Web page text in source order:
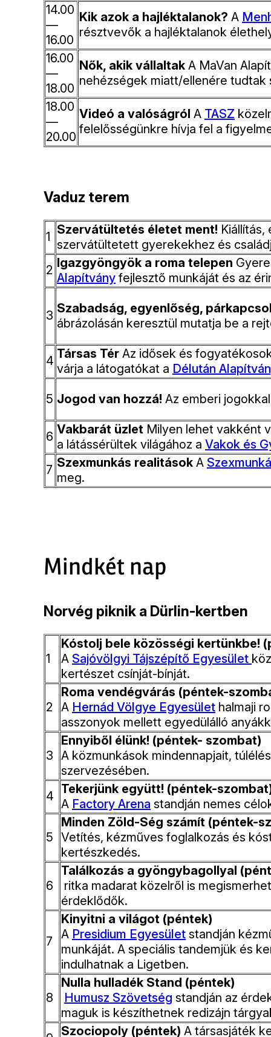
14.00
—
16.00
Kik azok a hajléktalanok? A
résztvevők a hajléktalanok
16.00
—
18.00
Nők, akik vállaltak A MaVan
nehézségek miatt/ellenére tudtak
18.00
—
20.00
Videó a valóságról A TASZ
felelősségünkre hívja fel a
Vaduz terem
1 Szervátültetés életet ment!
szervátültetett gyerekekhez és
2 Igazgyöngyök a roma telepen
Alapítvány fejlesztő munkáját és az
3 Szabadság, egyenlőség,
ábrázolásán keresztül mutatja be a
4 Társas Tér Az idősek és
várja a látogatókat a Délután
5 Jogod van hozzá! Az emberi
6 Vakbarát üzlet Milyen lehet vakként
a látássérültek világához a Vakok és
7 Szexmunkás realitások A
meg.
Mindkét nap
Norvég piknik a Dürlin-kertben
1
Kóstolj bele közösségi kertünkbe!
A Sajóvölgyi Tájszépítő Egyesület
kertészet csínját-bínját.
2
Roma vendégvárás (péntek-
A Hernád Völgye Egyesület halmaji
asszonyok mellett egyedülálló
3
Ennyiből élünk! (péntek- szombat)
A közmunkások mindennapjait,
szervezésében.
4 Tekerjünk együtt! (péntek-
A Factory Arena standján nemes
5
Minden Zöld-Ség számít (péntek-
Vetítés, kézműves foglalkozás és
kertészkedés.
6
Találkozás a gyöngybagollyal
ritka madarat közelről is
érdeklődők.
7
Kinyitni a világot (péntek)
​A Presidium Egyesület standján
munkáját. A speciális tandemjük és
indulhatnak a Ligetben.
8
Nulla hulladék Stand (péntek)
Humusz Szövetség standján az
maguk is készíthetnek redizájn
Szociopoly (péntek) A társasjáték